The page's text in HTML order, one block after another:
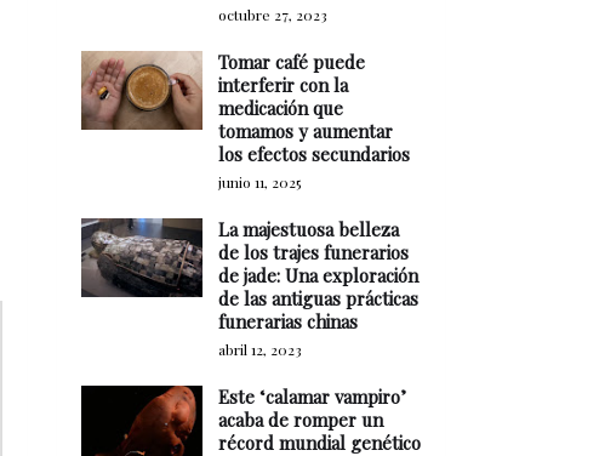
octubre 27, 2023
Tomar café puede
interferir con la
medicación que
tomamos y aumentar
los efectos secundarios
junio 11, 2025
La majestuosa belleza
de los trajes funerarios
de jade: Una exploración
de las antiguas prácticas
funerarias chinas
abril 12, 2023
Este ‘calamar vampiro’
acaba de romper un
récord mundial genético